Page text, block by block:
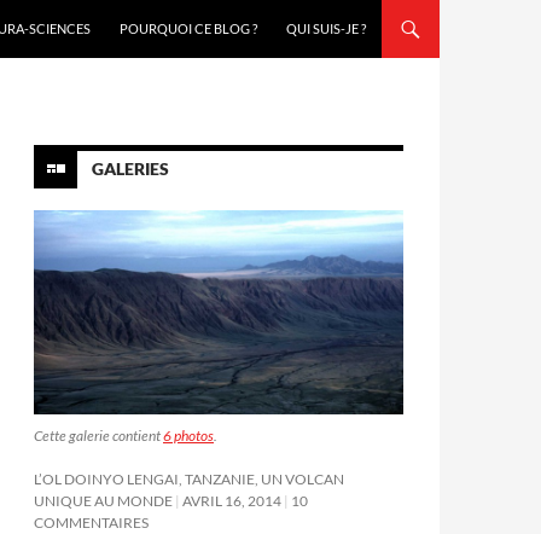
SCIENCES POURQUOI CE BLOG ? QUI SUIS-JE ?
GALERIES
Cette galerie contient6 photos.
L’OL DOINYO LENGAI, TANZANIE, UN VOLCAN
UNIQUE AU MONDE AVRIL 16, 2014 10
COMMENTAIRES